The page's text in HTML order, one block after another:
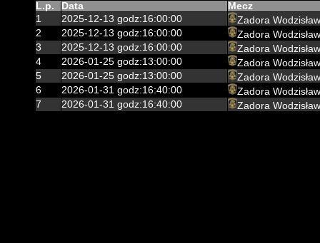
L.p. Data
Mecz
1
2025-12-13 godz:16:00:00
Zadora
2
2025-12-13 godz:16:00:00
Zadora
3
2025-12-13 godz:16:00:00
Zadora
4
2026-01-25 godz:13:00:00
Zadora
5
2026-01-25 godz:13:00:00
Zadora
6
2026-01-31 godz:16:40:00
Zadora
7
2026-01-31 godz:16:40:00 Zadora